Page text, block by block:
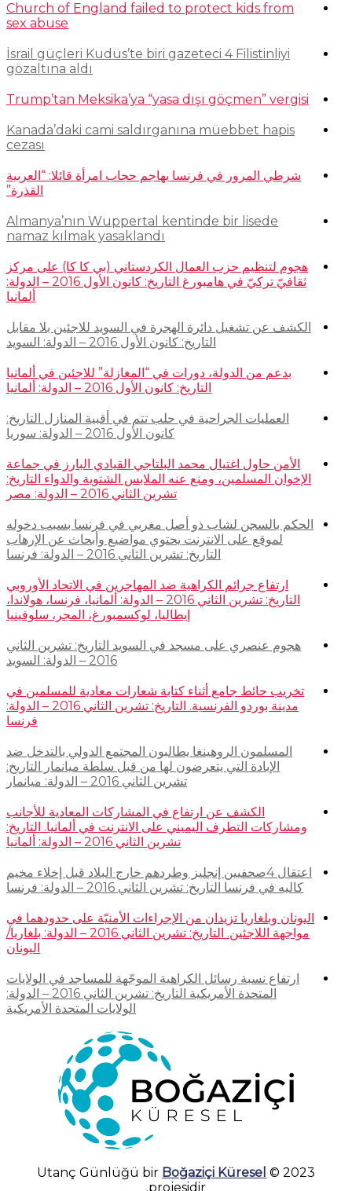
Church of England failed to protect kids from
sex abuse
İsrail güçleri Kudüs’te biri gazeteci 4 Filistinliyi
gözaltına aldı
Trump’tan Meksika’ya “yasa dışı göçmen” vergisi
Kanada’daki cami saldırganına müebbet hapis
cezası
شرطي المرور في فرنسا يهاجم حجاب امرأة قائلا: “العربية
القذرة”
Almanya’nın Wuppertal kentinde bir lisede
namaz kılmak yasaklandı
هجوم لتنظيم حزب العمال الكردستاني (بي كا كا) على مركز
ثقافيّ تركيّ في هامبورغ التاريخ: كانون الأول 2016 – الدولة:
ألمانيا
الكشف عن تشغيل دائرة الهجرة في السويد للاجئين بلا مقابل
التاريخ: كانون الأول 2016 – الدولة: السويد
بدعم من الدولة، دورات في “المغازلة” للاجئين في ألمانيا
التاريخ: كانون الأول 2016 – الدولة: ألمانيا
العمليات الجراحية في حلب تتم في أقبية المنازل التاريخ:
كانون الأول 2016 – الدولة: سوريا
الأمن حاول اغتيال محمد البلتاجي القيادي البارز في جماعة
الإخوان المسلمين، ومنع عنه الملابس الشتوية والدواء التاريخ:
تشرين الثاني 2016 – الدولة: مصر
الحكم بالسجن لشاب ذو أصل مغربي في فرنسا بسبب دخوله
لموقع على الانترنت يحتوي مواضيع وأبحاث عن الإرهاب
التاريخ: تشرين الثاني 2016 – الدولة: فرنسا
ارتفاع جرائم الكراهية ضد المهاجرين في الاتحاد الأوروبي
التاريخ: تشرين الثاني 2016 – الدولة: ألمانيا، فرنسا، هولاندا،
إيطاليا، لوكسمبورغ، المجر، سلوفينيا
هجوم عنصري على مسجد في السويد التاريخ: تشرين الثاني
2016 – الدولة: السويد
تخريب حائط جامع أثناء كتابة شعارات معادية للمسلمين في
مدينة بوردو الفرنسية. التاريخ: تشرين الثاني 2016 – الدولة:
فرنسا
المسلمون الروهينغا يطالبون المجتمع الدولي بالتدخل ضد
الإبادة التي يتعرضون لها من قبل سلطة ميانمار التاريخ:
تشرين الثاني 2016 – الدولة: ميانمار
الكشف عن ارتفاع في المشاركات المعادية للأجانب
ومشاركات التطرف اليميني على الانترنت في ألمانيا. التاريخ:
تشرين الثاني 2016 – الدولة: ألمانيا
اعتقال 4صحفيين إنجليز وطردهم خارج البلاد قبل إخلاء مخيم
كاليه في فرنسا التاريخ: تشرين الثاني 2016 – الدولة: فرنسا
اليونان وبلغاريا تزيدان من الإجراءات الأمنيّة على حدودهما في
مواجهة اللاجئين. التاريخ: تشرين الثاني 2016 – الدولة: بلغاريا/
اليونان
ارتفاع نسبة رسائل الكراهية الموجّهة للمساجد في الولايات
المتحدة الأمريكية التاريخ: تشرين الثاني 2016 – الدولة:
الولايات المتحدة الأمريكية
2023 © Utanç Günlüğü bir
Boğaziçi Küresel
projesidir.